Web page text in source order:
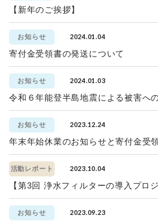
【新年のご挨拶】
お知らせ 2024.01.04
寄付金受領書の発送について
お知らせ 2024.01.03
令和６年能登半島地震による被害へ
お知らせ 2023.12.24
年末年始休業のお知らせと寄付金受
活動レポート 2023.10.04
【第3回 浄水フィルターの導入プロ
お知らせ 2023.09.23